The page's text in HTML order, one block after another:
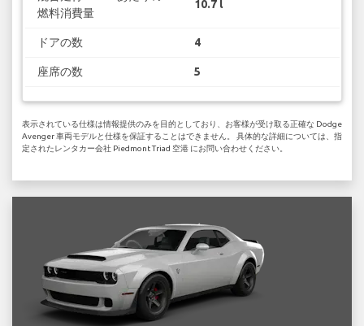
燃料消費量
10.7 l
ドアの数 4
座席の数 5
表示されている仕様は情報提供のみを目的としており、お客様が受け取る正確な Dodge
Avenger 車両モデルと仕様を保証することはできません。 具体的な詳細については、指
定されたレンタカー会社 Piedmont Triad 空港 にお問い合わせください。